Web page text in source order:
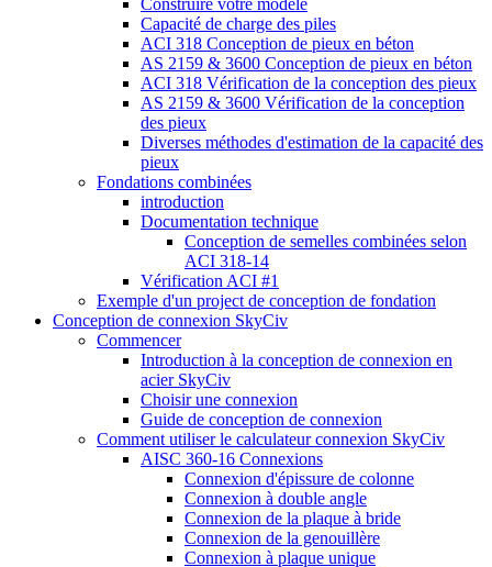
Construire votre modèle
Capacité de charge des piles
ACI 318 Conception de pieux en béton
AS 2159 & 3600 Conception de pieux en béton
ACI 318 Vérification de la conception des pieux
AS 2159 & 3600 Vérification de la conception
des pieux
Diverses méthodes d'estimation de la capacité des
pieux
Fondations combinées
introduction
Documentation technique
Conception de semelles combinées selon
ACI 318-14
Vérification ACI #1
Exemple d'un project de conception de fondation
Conception de connexion SkyCiv
Commencer
Introduction à la conception de connexion en
acier SkyCiv
Choisir une connexion
Guide de conception de connexion
Comment utiliser le calculateur connexion SkyCiv
AISC 360-16 Connexions
Connexion d'épissure de colonne
Connexion à double angle
Connexion de la plaque à bride
Connexion de la genouillère
Connexion à plaque unique